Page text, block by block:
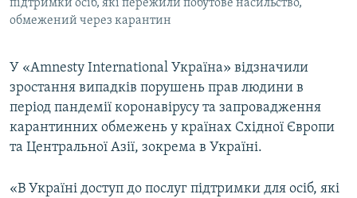
Усі сайти RFE/RL
підтримки осіб, які пережили побутове насильство,
обмежений через карантин
У «Amnesty International Україна» відзначили
зростання випадків порушень прав людини в
період пандемії коронавірусу та запровадження
карантинних обмежень у країнах Східної Європи
та Центральної Азії, зокрема в Україні.
«В Україні доступ до послуг підтримки для осіб, які